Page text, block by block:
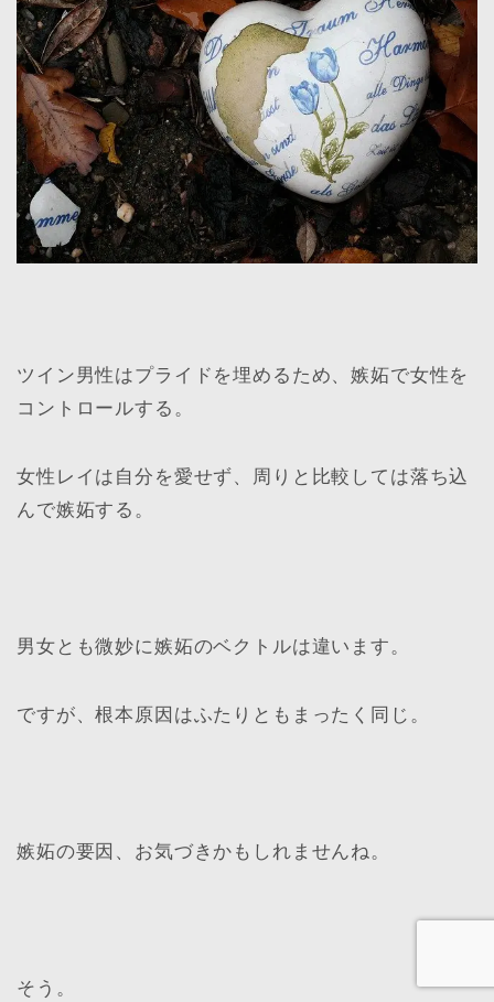
ツイン男性はプライドを埋めるため、嫉妬で女性を
コントロールする。
女性レイは自分を愛せず、周りと比較しては落ち込
んで嫉妬する。
男女とも微妙に嫉妬のベクトルは違います。
ですが、根本原因はふたりともまったく同じ。
嫉妬の要因、お気づきかもしれませんね。
そう。